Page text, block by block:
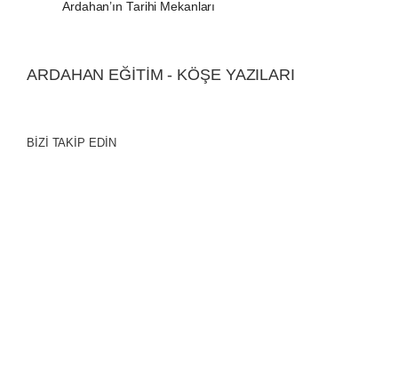
Ardahan’ın Tarihi Mekanları
ARDAHAN EĞİTİM - KÖŞE YAZILARI
BİZİ TAKİP EDİN